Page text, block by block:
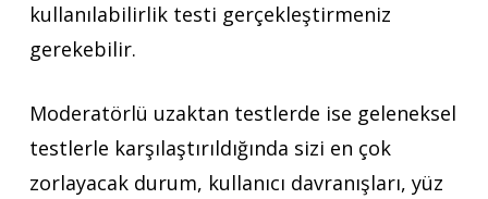
kullanılabilirlik testi gerçekleştirmeniz
gerekebilir.
Moderatörlü uzaktan testlerde ise geleneksel
testlerle karşılaştırıldığında sizi en çok
zorlayacak durum, kullanıcı davranışları, yüz